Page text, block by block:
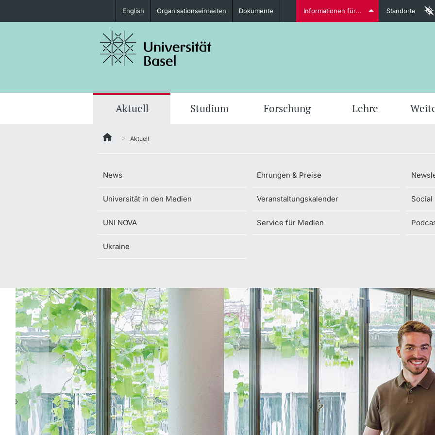
Studieninteressierte
Fördernde & Alumni
weitere Informationen weitere Informationen
English Organisationseinheiten Dokumente Informationen für... Standorte
Aktuell Studium Forschung Lehre
News Ehrungen & Preise
Universität in den Medien Veranstaltungskalender Social
UNI NOVA Service für Medien
Ukraine
Aktuell